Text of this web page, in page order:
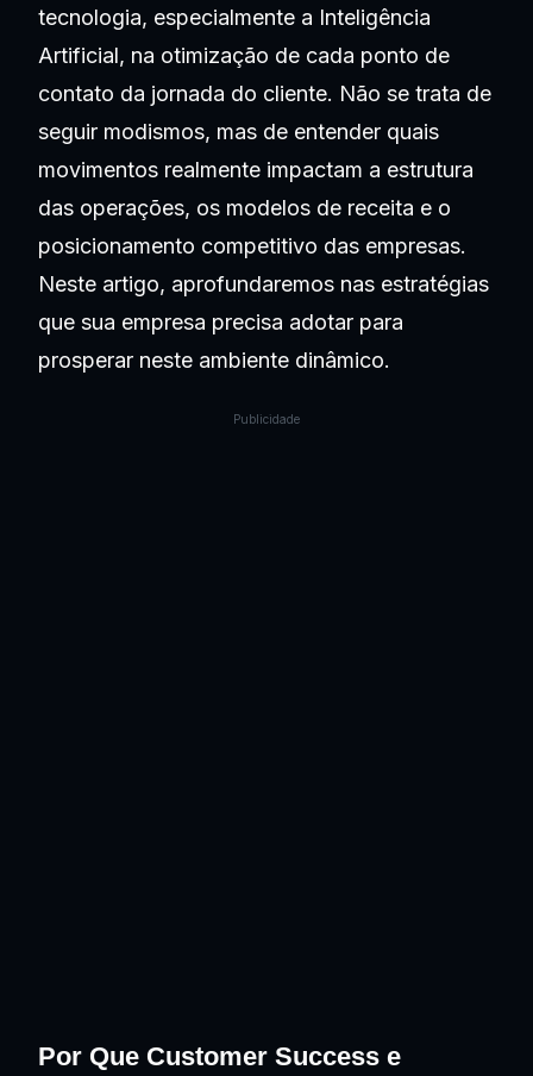
tecnologia, especialmente a Inteligência
Artificial, na otimização de cada ponto de
contato da jornada do cliente. Não se trata de
seguir modismos, mas de entender quais
movimentos realmente impactam a estrutura
das operações, os modelos de receita e o
posicionamento competitivo das empresas.
Neste artigo, aprofundaremos nas estratégias
que sua empresa precisa adotar para
prosperar neste ambiente dinâmico.
Publicidade
Por Que Customer Success e